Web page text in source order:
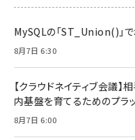
MySQLの「ST_Union()」
8月7日 6:30
【クラウドネイティブ会議
内基盤を育てるためのプラ
8月7日 6:00